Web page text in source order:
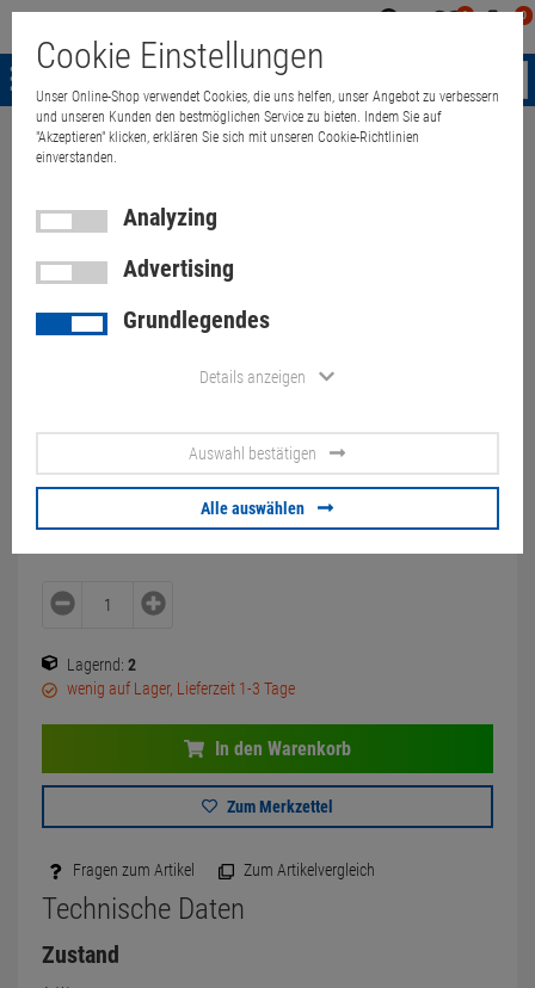
0 0
Menü
Weiter einkaufen
Dell Optiplex 7470 7480 AIO
CPU-Kühler mit Lüfter/ FAN
062RK6 0PMYMW
29.00 €
Lagernd: 2
wenig auf Lager, Lieferzeit 1-3 Tage
In den Warenkorb
Zum Merkzettel
Fragen zum Artikel Zum Artikelvergleich
Technische Daten
Zustand
Cookie Einstellungen
Unser Online-Shop verwendet Cookies, die uns helfen, unser Angebot zu verbessern
und unseren Kunden den bestmöglichen Service zu bieten. Indem Sie auf
"Akzeptieren" klicken, erklären Sie sich mit unseren Cookie-Richtlinien
einverstanden.
Analyzing
Advertising
Grundlegendes
Details anzeigen
Auswahl bestätigen
Alle auswählen